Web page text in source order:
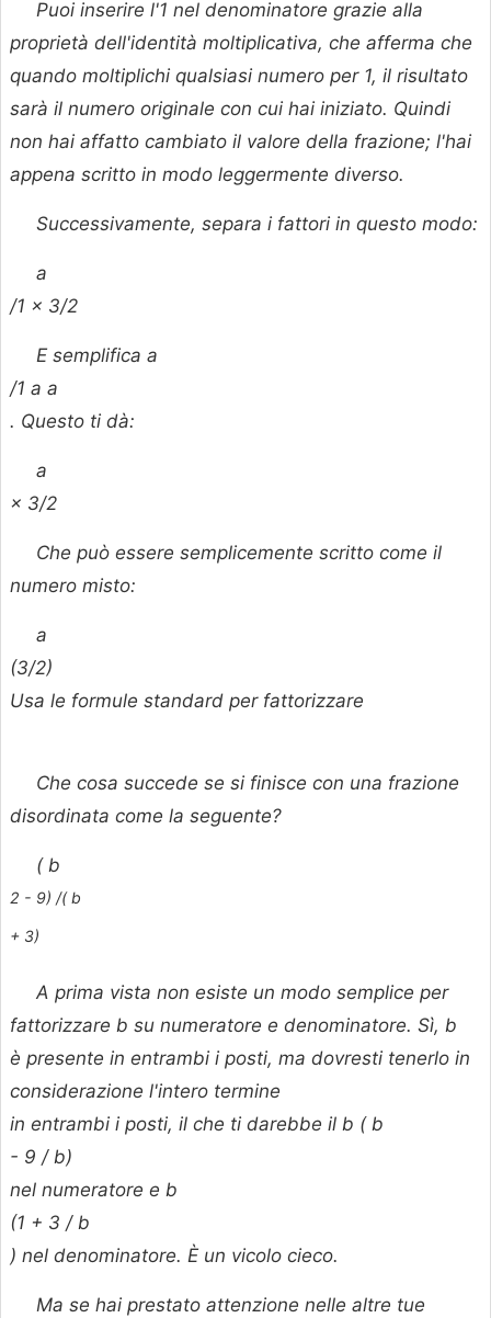
Puoi inserire l'1 nel denominatore grazie alla
proprietà dell'identità moltiplicativa, che afferma che
quando moltiplichi qualsiasi numero per 1, il risultato
sarà il numero originale con cui hai iniziato. Quindi
non hai affatto cambiato il valore della frazione; l'hai
appena scritto in modo leggermente diverso.
Successivamente, separa i fattori in questo modo:
a
/1 × 3/2
E semplifica a
/1 a a
. Questo ti dà:
a
× 3/2
Che può essere semplicemente scritto come il
numero misto:
a
(3/2)
Usa le formule standard per fattorizzare
Che cosa succede se si finisce con una frazione
disordinata come la seguente?
(b
2 - 9) /(b
+ 3)
A prima vista non esiste un modo semplice per
fattorizzare b su numeratore e denominatore. Sì, b
è presente in entrambi i posti, ma dovresti tenerlo in
considerazione l'intero termine
in entrambi i posti, il che ti darebbe il b (b
- 9 /b)
nel numeratore e b
(1 + 3 /b
) nel denominatore. È un vicolo cieco.
Ma se hai prestato attenzione nelle altre tue